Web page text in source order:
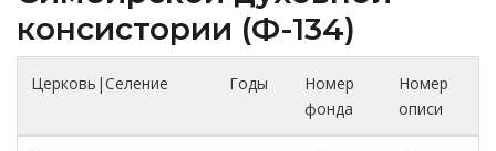
консистории (Ф-134)
Церковь|Селение Годы
Номер
фонда
Номер
описи